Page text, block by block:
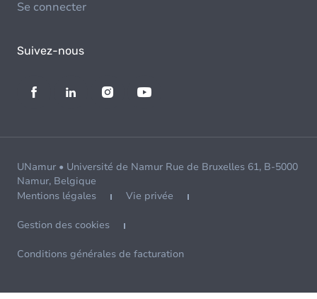
Se connecter
Suivez-nous
UNamur • Université de Namur Rue de Bruxelles 61, B-5000
Namur, Belgique
Mentions légales
Vie privée
Gestion des cookies
Conditions générales de facturation